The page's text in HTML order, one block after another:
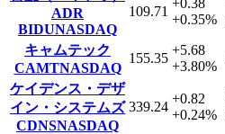
ADR
BIDUNASDAQ
109.71
+0.35%
キャムテック
CAMTNASDAQ
155.35
+5.68
+3.80%
ケイデンス・デザ
イン・システムズ
CDNSNASDAQ
339.24
+0.82
+0.24%